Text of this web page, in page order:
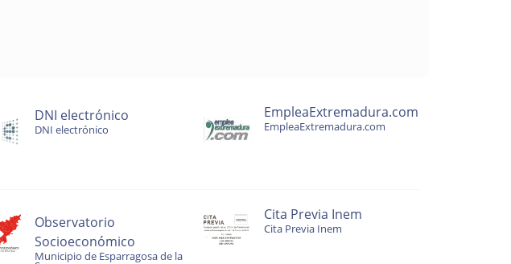
DNI electrónico
DNI electrónico
EmpleaExtremadura.com
EmpleaExtremadura.com
Observatorio
Socioeconómico
Municipio de Esparragosa de la
Cita Previa Inem
Cita Previa Inem